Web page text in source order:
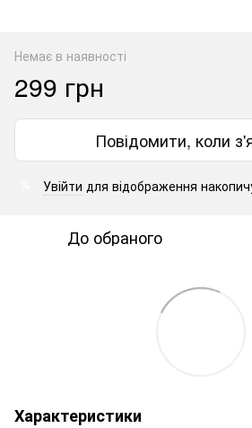
Немає в наявності
299 грн
Повідомити, коли
Увійти для відображення
До обраного
Характеристики